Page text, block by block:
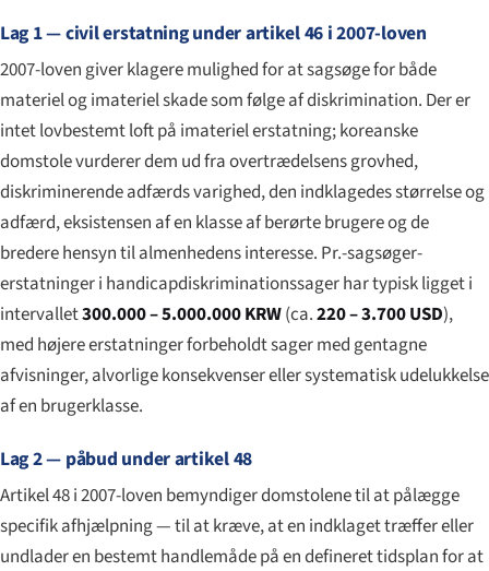
Lag 1 — civil erstatning under artikel 46 i 2007-loven
2007-loven giver klagere mulighed for at sagsøge for både
materiel og imateriel skade som følge af diskrimination. Der er
intet lovbestemt loft på imateriel erstatning; koreanske
domstole vurderer dem ud fra overtrædelsens grovhed,
diskriminerende adfærds varighed, den indklagedes størrelse og
adfærd, eksistensen af en klasse af berørte brugere og de
bredere hensyn til almenhedens interesse. Pr.-sagsøger-
erstatninger i handicapdiskriminationssager har typisk ligget i
intervallet300.000 – 5.000.000 KRW(ca.220 – 3.700 USD),
med højere erstatninger forbeholdt sager med gentagne
afvisninger, alvorlige konsekvenser eller systematisk udelukkelse
af en brugerklasse.
Lag 2 — påbud under artikel 48
Artikel 48 i 2007-loven bemyndiger domstolene til at pålægge
specifik afhjælpning — til at kræve, at en indklaget træffer eller
undlader en bestemt handlemåde på en defineret tidsplan for at